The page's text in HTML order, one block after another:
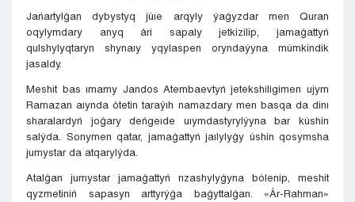
Jańartylǵan dybystyq júıe arqyly ýaǵyzdar men Quran
oqylymdary anyq ári sapaly jetkizilip, jamaǵattyń
qulshylyqtaryn shynaıy yqylaspen oryndaýyna múmkindik
jasaldy.
Meshit bas ımamy Jandos Atembaevtyń jetekshiligimen ujym
Ramazan aıynda ótetin taraýıh namazdary men basqa da dinı
sharalardyń joǵary deńgeıde uıymdastyrylýyna bar kúshin
salýda. Sonymen qatar, jamaǵattyń jaılylyǵy úshin qosymsha
jumystar da atqarylýda.
Atalǵan jumystar jamaǵattyń rızashylyǵyna bólenip, meshit
qyzmetiniń sapasyn arttyrýǵa baǵyttalǵan. «Ár-Rahman»